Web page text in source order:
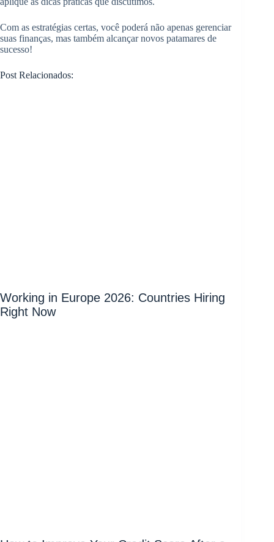
Com as estratégias certas, você poderá não apenas gerenciar
suas finanças, mas também alcançar novos patamares de
sucesso!
Post Relacionados:
Working in Europe 2026: Countries Hiring
Right Now